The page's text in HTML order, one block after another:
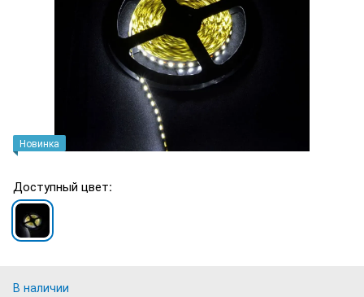
Новинка
Доступный цвет:
В наличии